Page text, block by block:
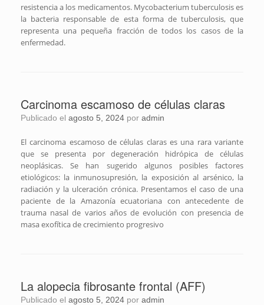
resistencia a los medicamentos. Mycobacterium tuberculosis es
la bacteria responsable de esta forma de tuberculosis, que
representa una pequeña fracción de todos los casos de la
enfermedad.
Carcinoma escamoso de células claras
Publicado el agosto 5, 2024 por admin
El carcinoma escamoso de células claras es una rara variante
que se presenta por degeneración hidrópica de células
neoplásicas. Se han sugerido algunos posibles factores
etiológicos: la inmunosupresión, la exposición al arsénico, la
radiación y la ulceración crónica. Presentamos el caso de una
paciente de la Amazonía ecuatoriana con antecedente de
trauma nasal de varios años de evolución con presencia de
masa exofítica de crecimiento progresivo
La alopecia fibrosante frontal (AFF)
Publicado el agosto 5, 2024 por admin